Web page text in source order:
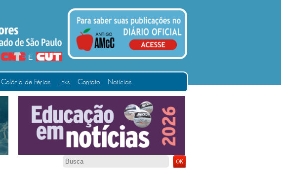
E
Colônia de Férias Links Contato Notícias